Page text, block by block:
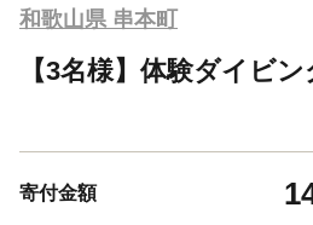
和歌山県 串本町
【3名様】体験ダイビン
寄付金額